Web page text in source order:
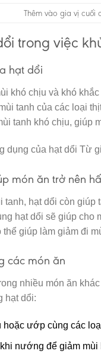
Thêm vào gia vị cuối
trong việc
hạt dổi
khó chịu và khó
tanh của các loại
tanh khó chịu, giúp
món ăn trở nên
tanh, hạt dổi còn
hạt dổi sẽ giúp
giúp làm giảm đi
các món ăn
nhiều món ăn
hạt dổi:
ướp cùng các
nướng để giảm mùi